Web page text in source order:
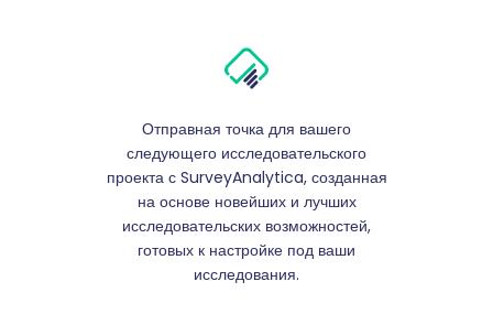
Отправная точка для вашего
следующего исследовательского
проекта с SurveyAnalytica, созданная
на основе новейших и лучших
исследовательских возможностей,
готовых к настройке под ваши
исследования.